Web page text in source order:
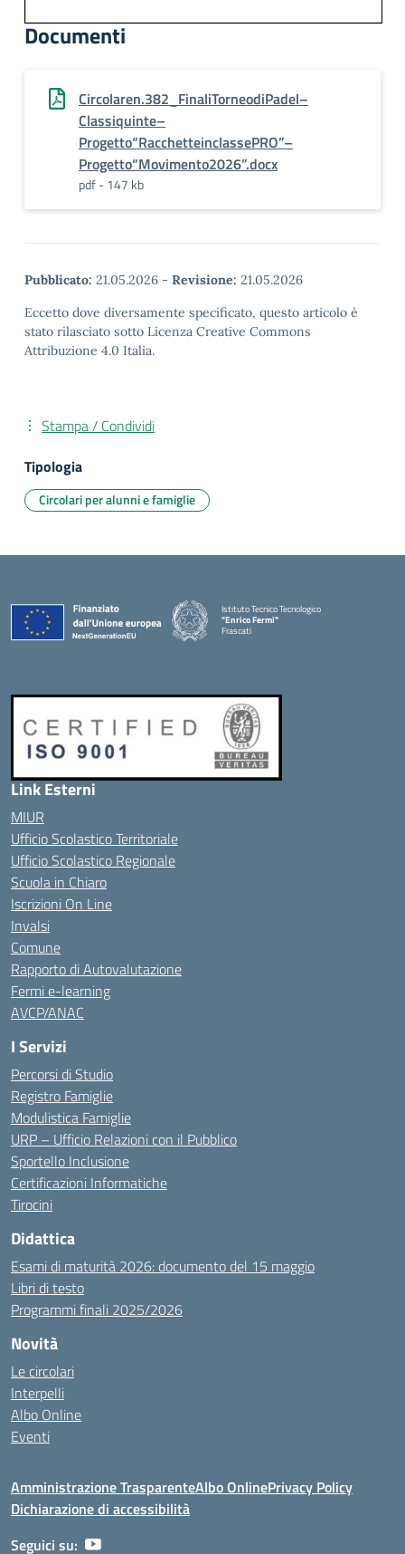
Documenti
Circolaren.382_FinaliTorneodiPadel–
Classiquinte–
Progetto“RacchetteinclassePRO”–
Progetto“Movimento2026”.docx
pdf - 147 kb
Pubblicato: 21.05.2026 - Revisione: 21.05.2026
Eccetto dove diversamente specificato, questo articolo è
stato rilasciato sotto Licenza Creative Commons
Attribuzione 4.0 Italia.
Stampa / Condividi
Tipologia
Circolari per alunni e famiglie
Istituto Tecnico Tecnologico
"Enrico Fermi"
Frascati
Link Esterni
MIUR
Ufficio Scolastico Territoriale
Ufficio Scolastico Regionale
Scuola in Chiaro
Iscrizioni On Line
Invalsi
Comune
Rapporto di Autovalutazione
Fermi e-learning
AVCP/ANAC
I Servizi
Percorsi di Studio
Registro Famiglie
Modulistica Famiglie
URP – Ufficio Relazioni con il Pubblico
Sportello Inclusione
Certificazioni Informatiche
Tirocini
Didattica
Esami di maturità 2026: documento del 15 maggio
Libri di testo
Programmi finali 2025/2026
Novità
Le circolari
Interpelli
Albo Online
Eventi
Amministrazione TrasparenteAlbo OnlinePrivacy Policy
Dichiarazione di accessibilità
Seguici su: